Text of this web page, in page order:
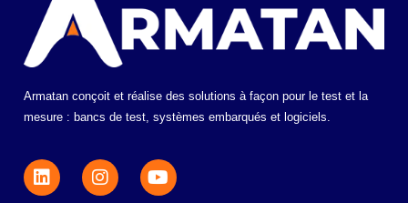
Armatan conçoit et réalise des solutions à façon pour le test et la
mesure : bancs de test, systèmes embarqués et logiciels.